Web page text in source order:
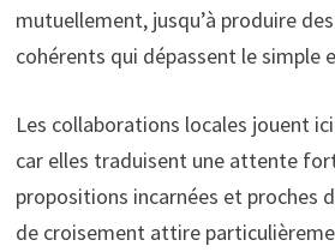
mutuellement, jusqu’à produire
cohérents qui dépassent le simple
Les collaborations locales jouent
car elles traduisent une attente
propositions incarnées et proches
de croisement attire